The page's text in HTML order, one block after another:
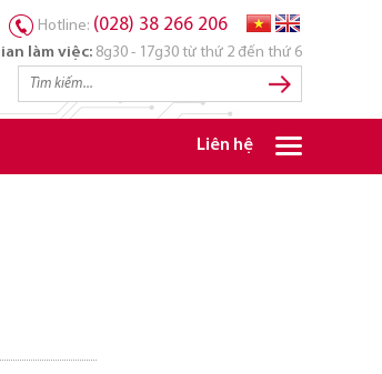
Hotline: (028) 38 266 206
làm việc: 8g30 - 17g30 từ thứ 2 đến thứ 6
Liên hệ